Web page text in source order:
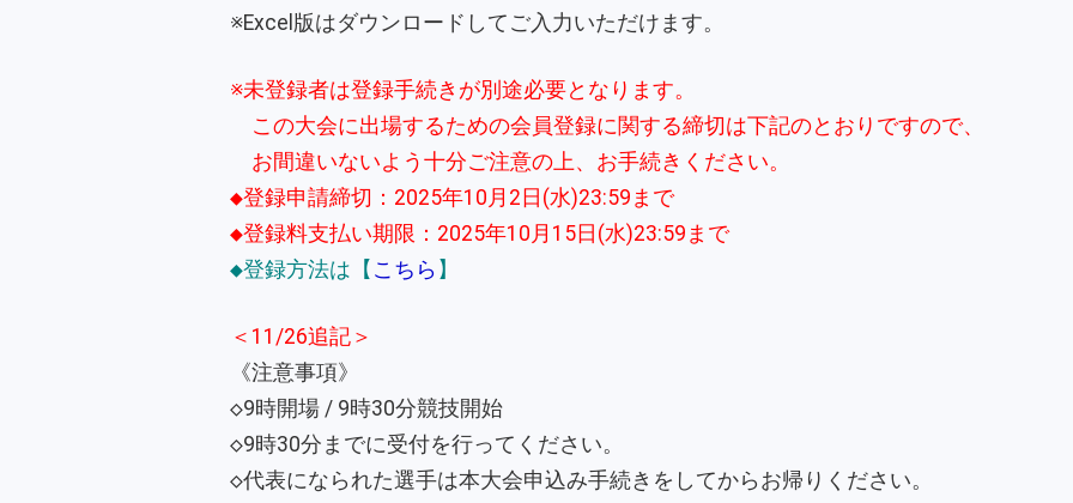
※Excel版はダウンロードしてご入力いただけます。
※未登録者は登録手続きが別途必要となります。
この大会に出場するための会員登録に関する締切は下記のとおりですので、
お間違いないよう十分ご注意の上、お手続きください。
◆登録申請締切：2025年10月2日(水)23:59まで
◆登録料支払い期限：2025年10月15日(水)23:59まで
◆登録方法は【 こちら 】
＜11/26追記＞
《注意事項》
◇9時開場 / 9時30分競技開始
◇9時30分までに受付を行ってください。
◇代表になられた選手は本大会申込み手続きをしてからお帰りください。